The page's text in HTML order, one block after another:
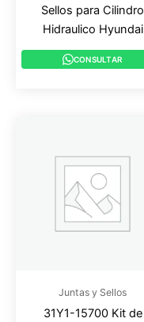
Sellos para Cilindro
Hidraulico Hyundai
CONSULTAR
Juntas y Sellos
31Y1-15700 Kit de